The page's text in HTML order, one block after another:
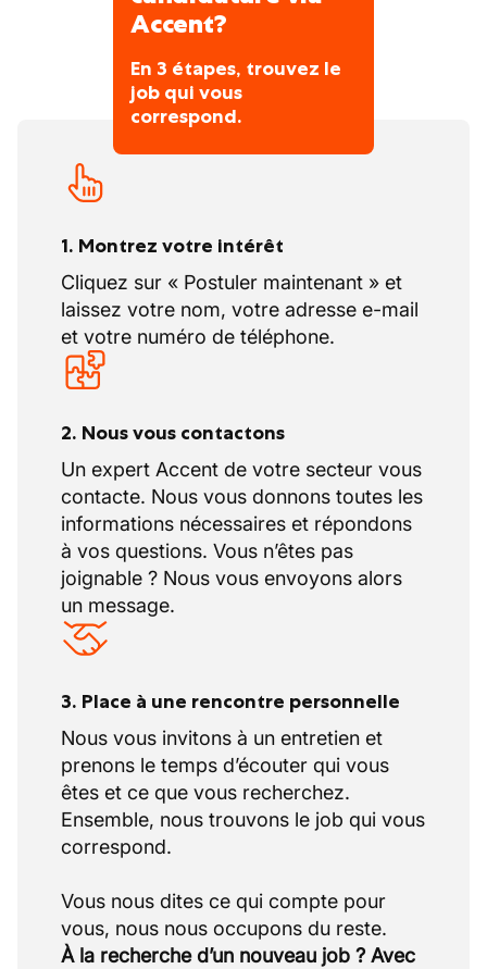
Accent?
En 3 étapes, trouvez le
job qui vous
correspond.
1. Montrez votre intérêt
Cliquez sur « Postuler maintenant » et
laissez votre nom, votre adresse e-mail
et votre numéro de téléphone.
2. Nous vous contactons
Un expert Accent de votre secteur vous
contacte. Nous vous donnons toutes les
informations nécessaires et répondons
à vos questions. Vous n’êtes pas
joignable ? Nous vous envoyons alors
un message.
3. Place à une rencontre personnelle
Nous vous invitons à un entretien et
prenons le temps d’écouter qui vous
êtes et ce que vous recherchez.
Ensemble, nous trouvons le job qui vous
correspond.
Vous nous dites ce qui compte pour
À la recherche d’un nouveau job ? Avec